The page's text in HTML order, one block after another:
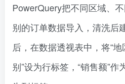
PowerQuery把不同区域、
别的订单数据导入，清洗后
后，在数据透视表中，将“地
别”设为行标签，“销售额”作